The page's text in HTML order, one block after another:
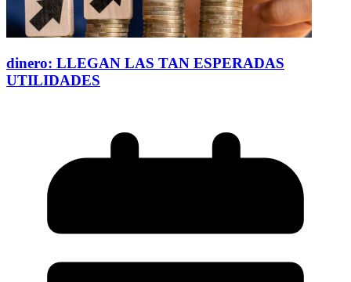
dinero: LLEGAN LAS TAN ESPERADAS
UTILIDADES